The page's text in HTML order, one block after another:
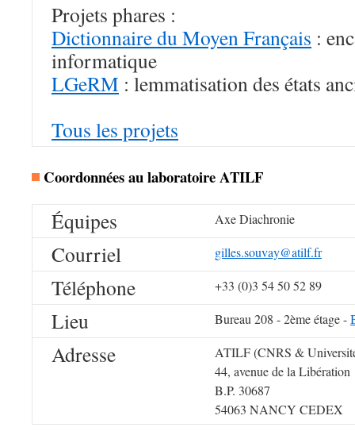
Projets phares :
Dictionnaire du Moyen Français :
informatique
LGeRM : lemmatisation des états
Tous les projets
Coordonnées au laboratoire ATILF
Équipes Axe Diachronie
Courriel gilles.souvay@atilf.fr
Téléphone +33 (0)3 54 50 52 89
Lieu Bureau 208 - 2ème étage -
Adresse
ATILF (CNRS &
44, avenue de la Libération
B.P. 30687
54063 NANCY CEDEX